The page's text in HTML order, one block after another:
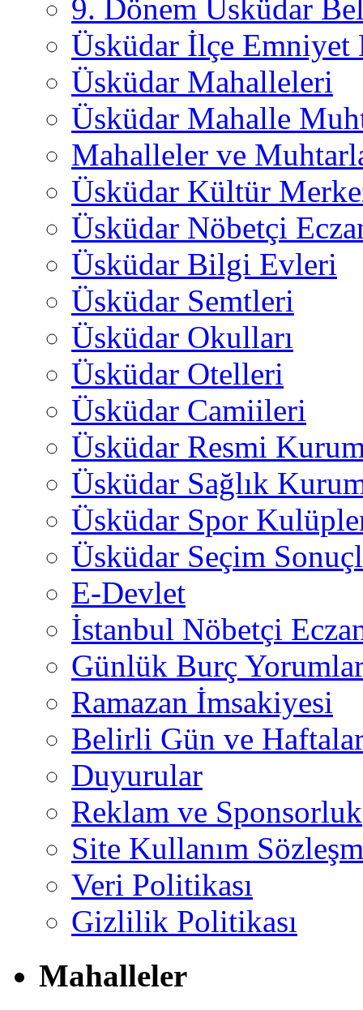
9. Dönem Üsküdar
Üsküdar İlçe
Üsküdar Mahalleleri
Üsküdar Mahalle
Mahalleler ve
Üsküdar Kültür
Üsküdar Nöbetçi
Üsküdar Bilgi Evleri
Üsküdar Semtleri
Üsküdar Okulları
Üsküdar Otelleri
Üsküdar Camiileri
Üsküdar Resmi
Üsküdar Sağlık
Üsküdar Spor
Üsküdar Seçim
E-Devlet
İstanbul Nöbetçi
Günlük Burç
Ramazan İmsakiyesi
Belirli Gün ve
Duyurular
Reklam ve Sponsorluk
Site Kullanım
Veri Politikası
Gizlilik Politikası
Mahalleler